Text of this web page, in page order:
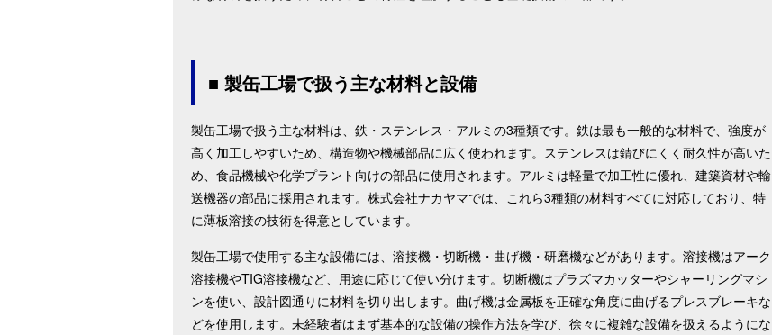
■ 製缶工場で扱う主な材料と設備
製缶工場で扱う主な材料は、鉄・ステンレス・アルミの3種類です。鉄は最も一般的な材料で、強度が
高く加工しやすいため、構造物や機械部品に広く使われます。ステンレスは錆びにくく耐久性が高いた
め、食品機械や化学プラント向けの部品に使用されます。アルミは軽量で加工性に優れ、建築資材や輸
送機器の部品に採用されます。株式会社ナカヤマでは、これら3種類の材料すべてに対応しており、特
に薄板溶接の技術を得意としています。
製缶工場で使用する主な設備には、溶接機・切断機・曲げ機・研磨機などがあります。溶接機はアーク
溶接機やTIG溶接機など、用途に応じて使い分けます。切断機はプラズマカッターやシャーリングマシ
ンを使い、設計図通りに材料を切り出します。曲げ機は金属板を正確な角度に曲げるプレスブレーキな
どを使用します。未経験者はまず基本的な設備の操作方法を学び、徐々に複雑な設備を扱えるようにな